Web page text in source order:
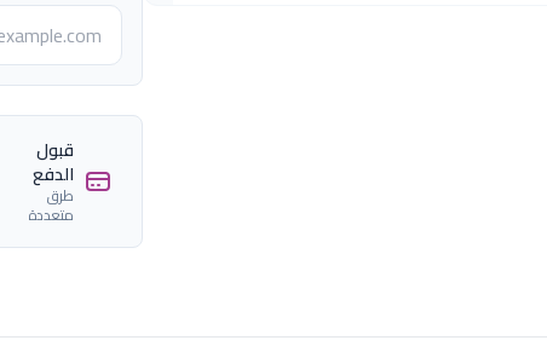
قبول
الدفع
طرق
متعددة